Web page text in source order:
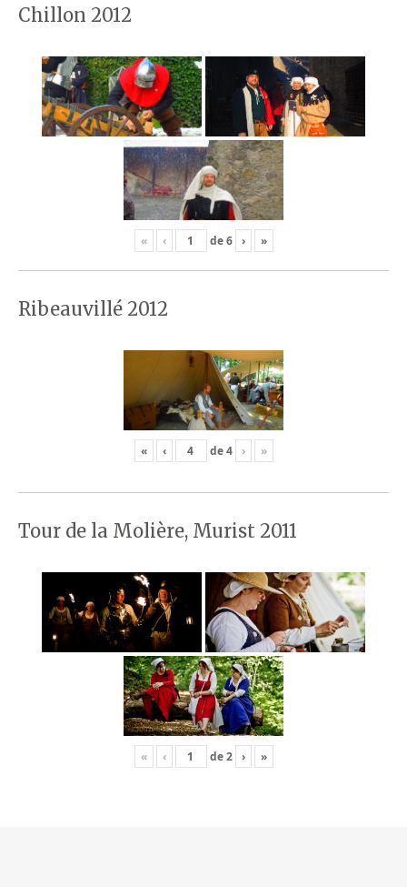
Chillon 2012
« ‹ de6 › »
Ribeauvillé 2012
« ‹ de4 › »
Tour de la Molière, Murist 2011
« ‹ de2 › »